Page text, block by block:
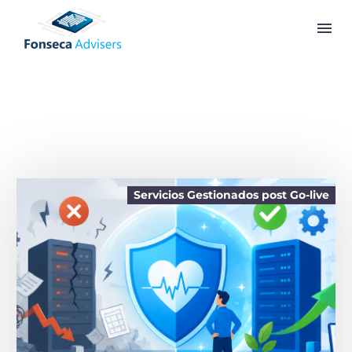
SAP Business One
Servicio de campo y reparación con tecnología BEAS
Back
Para Partners Estratégicos
Back
Programa de Intercambio de Leads con Aliados
Estratégicos
Servicios de Implementación White Label
Servicios Gestionados post Go-live